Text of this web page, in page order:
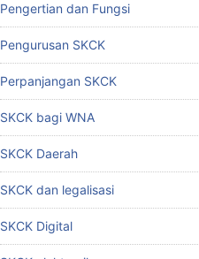
Pengertian dan Fungsi
Pengurusan SKCK
Perpanjangan SKCK
SKCK bagi WNA
SKCK Daerah
SKCK dan legalisasi
SKCK Digital